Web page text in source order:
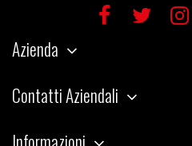
Azienda
Contatti Aziendali